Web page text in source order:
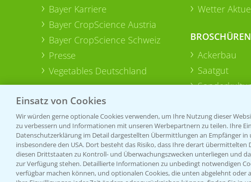
Bayer Karriere
Bayer CropScience Austria
Bayer CropScience Schweiz
Presse
Vegetables Deutschland
Wetter
BROSCHÜREN
Ackerbau
Saatgut
Einsatz von Cookies
Wir würden gerne optionale Cookies verwenden, um Ihre Nutzung dieser
zu verbessern und Informationen mit unseren Werbepartnern zu teilen. Ihre
Datenschutzerklärung im Detail dargestellten Übermittlungen an Empfänger
insbesondere den USA. Dort besteht das Risiko, dass Ihre derart
diesen Drittstaaten zu Kontroll- und Überwachungszwecken unterliegen und
zur Verfügung stehen. Detaillierte Informationen zu unbedingt notwendigen
verfügbar machen können, und optionalen Cookies, die unten abgelehnt oder